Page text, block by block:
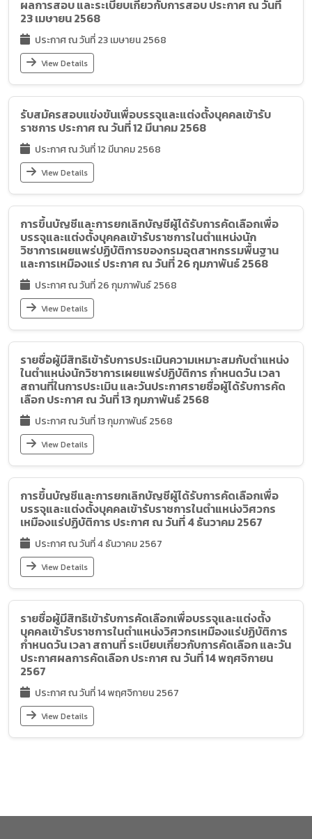
ผลการสอบ และระเบียบเกี่ยวกับการสอบ ประกาศ ณ วันที่
23 เมษายน 2568
ประกาศ ณ วันที่ 23 เมษายน 2568
View Details
รับสมัครสอบแข่งขันเพื่อบรรจุและแต่งตั้งบุคคลเข้ารับ
ราชการ ประกาศ ณ วันที่ 12 มีนาคม 2568
ประกาศ ณ วันที่ 12 มีนาคม 2568
View Details
การขึ้นบัญชีและการยกเลิกบัญชีผู้ได้รับการคัดเลือกเพื่อ
บรรจุและแต่งตั้งบุคคลเข้ารับราชการในตำแหน่งนัก
วิชาการเผยแพร่ปฏิบัติการของกรมอุตสาหกรรมพื้นฐาน
และการเหมืองแร่ ประกาศ ณ วันที่ 26 กุมภาพันธ์ 2568
ประกาศ ณ วันที่ 26 กุมภาพันธ์ 2568
View Details
รายชื่อผู้มีสิทธิเข้ารับการประเมินความเหมาะสมกับตำแหน่ง
ในตำแหน่งนักวิชาการเผยแพร่ปฏิบัติการ กำหนดวัน เวลา
สถานที่ในการประเมิน และวันประกาศรายชื่อผู้ได้รับการคัด
เลือก ประกาศ ณ วันที่ 13 กุมภาพันธ์ 2568
ประกาศ ณ วันที่ 13 กุมภาพันธ์ 2568
View Details
การขึ้นบัญชีและการยกเลิกบัญชีผู้ได้รับการคัดเลือกเพื่อ
บรรจุและแต่งตั้งบุคคลเข้ารับราชการในตำแหน่งวิศวกร
เหมืองแร่ปฏิบัติการ ประกาศ ณ วันที่ 4 ธันวาคม 2567
ประกาศ ณ วันที่ 4 ธันวาคม 2567
View Details
รายชื่อผู้มีสิทธิเข้ารับการคัดเลือกเพื่อบรรจุและแต่งตั้ง
บุคคลเข้ารับราชการในตำแหน่งวิศวกรเหมืองแร่ปฏิบัติการ
กำหนดวัน เวลา สถานที่ ระเบียบเกี่ยวกับการคัดเลือก และวัน
ประกาศผลการคัดเลือก ประกาศ ณ วันที่ 14 พฤศจิกายน
2567
ประกาศ ณ วันที่ 14 พฤศจิกายน 2567
View Details